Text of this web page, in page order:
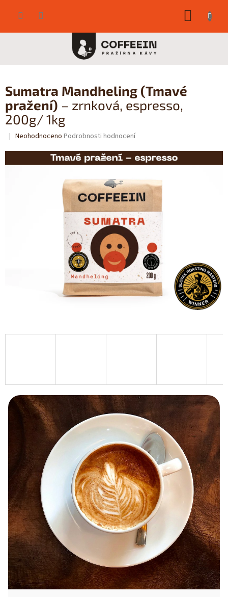
Sumatra Mandheling (Tmavé
pražení) – zrnková, espresso,
200g/ 1kg
Průměrné
je
Neohodnoceno Podrobnosti hodnocení